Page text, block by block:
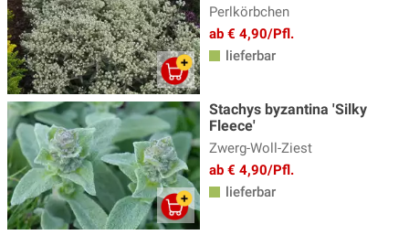
Perlkörbchen
ab € 4,90/Pfl.
lieferbar
Stachys byzantina 'Silky
Fleece'
Zwerg-Woll-Ziest
ab € 4,90/Pfl.
lieferbar